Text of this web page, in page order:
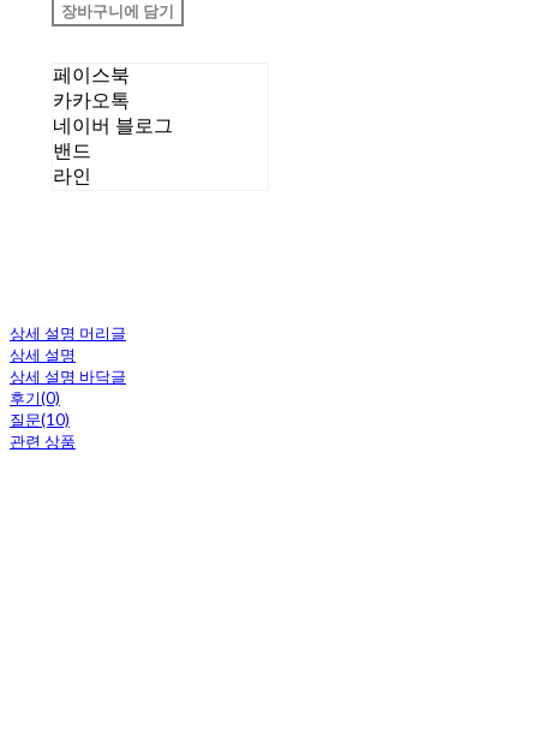
장바구니에 담기
페이스북
카카오톡
네이버 블로그
밴드
라인
상세 설명 머리글
상세 설명
상세 설명 바닥글
후기(0)
질문(10)
관련 상품